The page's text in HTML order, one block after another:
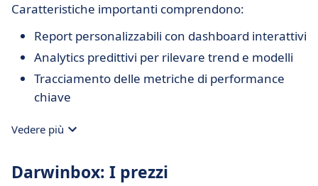
Caratteristiche importanti comprendono:
Report personalizzabili con dashboard interattivi
Analytics predittivi per rilevare trend e modelli
Tracciamento delle metriche di performance
chiave
Vedere più
Darwinbox: I prezzi